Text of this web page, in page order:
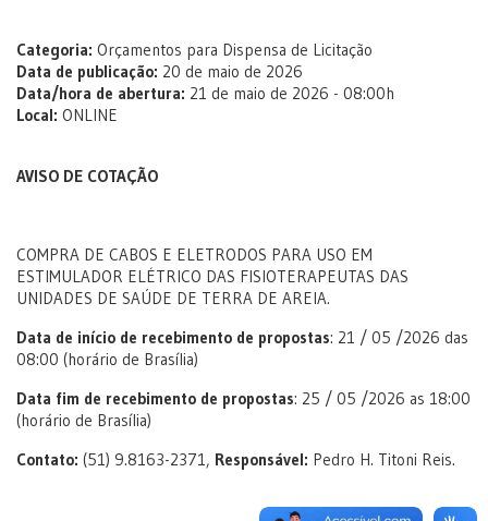
Categoria: Orçamentos para Dispensa de Licitação
Data de publicação: 20 de maio de 2026
Data/hora de abertura: 21 de maio de 2026 - 08:00h
Local: ONLINE
AVISO DE COTAÇÃO
COMPRA DE CABOS E ELETRODOS PARA USO EM
ESTIMULADOR ELÉTRICO DAS FISIOTERAPEUTAS DAS
UNIDADES DE SAÚDE DE TERRA DE AREIA.
Data de início de recebimento de propostas: 21 / 05 /2026 das
08:00 (horário de Brasília)
Data fim de recebimento de propostas: 25 / 05 /2026 as 18:00
(horário de Brasília)
Contato: (51) 9.8163-2371, Responsável: Pedro H. Titoni Reis.